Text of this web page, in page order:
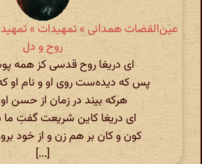
عین‌القضات همدانی » تمهیدات »
روح و دل
ای دریغا روح قدسی کز همه
پس که دیده‌ست روی او و نام او
هرکه بیند در زمان از حسن
ای دریغا کاین شریعت گفتِ ما
کون و کان بر هم زن و از خود
[...]